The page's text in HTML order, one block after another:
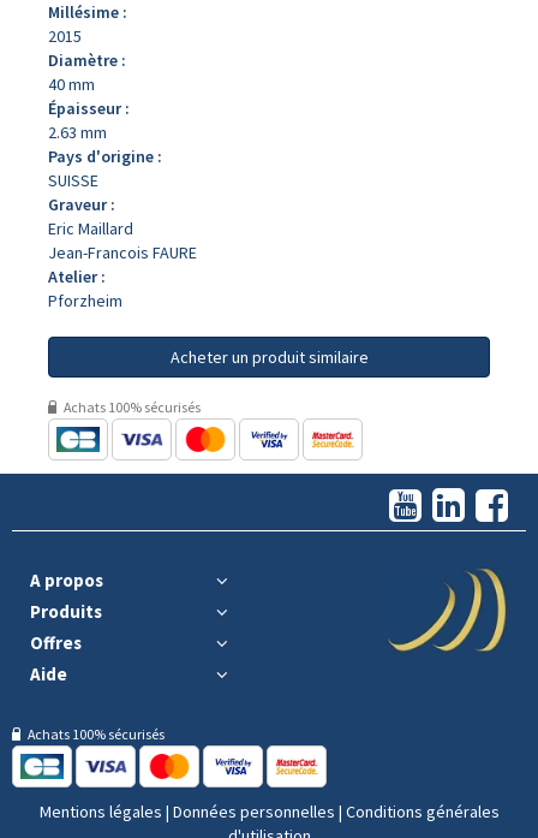
Millésime :
2015
Diamètre :
40 mm
Épaisseur :
2.63 mm
Pays d'origine :
SUISSE
Graveur :
Eric Maillard
Jean-Francois FAURE
Atelier :
Pforzheim
Acheter un produit similaire
Achats 100% sécurisés
A propos
Produits
Offres
Aide
Achats 100% sécurisés
Mentions légales | Données personnelles | Conditions générales